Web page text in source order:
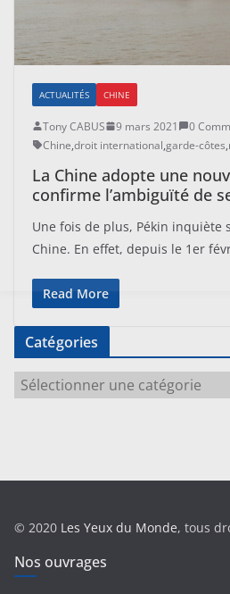
ACTUALITÉS CHINE
Tony CABUS 9 mars 2021
0
Chine,droit international,garde-côtes,
La Chine adopte une
confirme l’ambiguïté de
Une fois de plus, Pékin inquiète
Chine. En effet, depuis le 1er
Read More
Catégories
a
e
s
© 2020 Les Yeux du Monde, tous
Nos ouvrages